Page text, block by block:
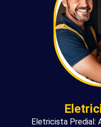
Eletricista Predial: